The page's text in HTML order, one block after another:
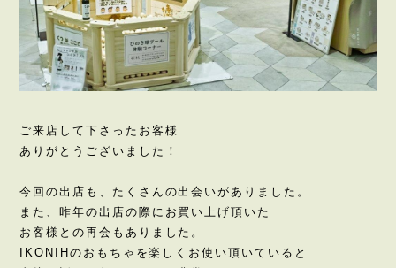
ご来店して下さったお客様
ありがとうございました！
今回の出店も、たくさんの出会いがありました。
また、昨年の出店の際にお買い上げ頂いた
お客様との再会もありました。
IKONIHのおもちゃを楽しくお使い頂いていると